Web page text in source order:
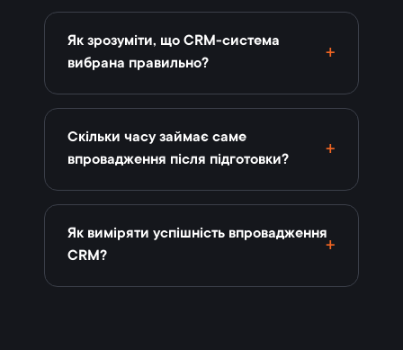
Як зрозуміти, що CRM-система
вибрана правильно?
Скільки часу займає саме
впровадження після підготовки?
Як виміряти успішність впровадження
CRM?